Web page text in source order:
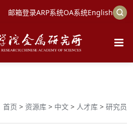
邮箱登录ARP系统OA系统English
首页 > 资源库 > 中文 > 人才库 > 研究员